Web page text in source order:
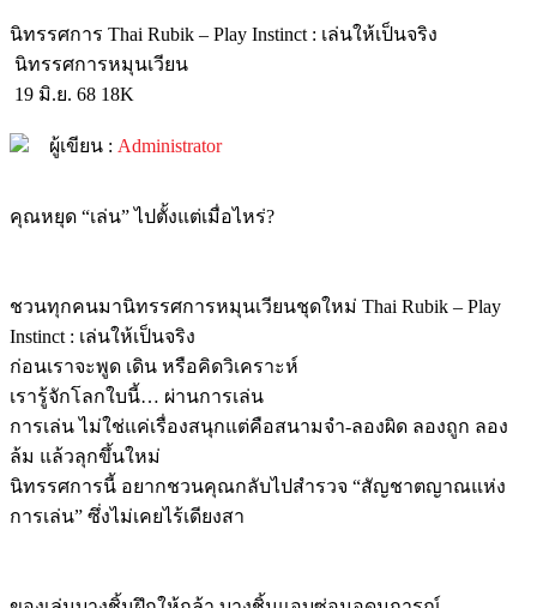
นิทรรศการ Thai Rubik – Play Instinct : เล่นให้เป็นจริง
นิทรรศการหมุนเวียน
19 มิ.ย. 68 18K
ชวนทุกคนมานิทรรศการหมุนเวียนชุดใหม่ Thai Rubik – Play
Instinct : เล่นให้เป็นจริง
ก่อนเราจะพูด เดิน หรือคิดวิเคราะห์
เรารู้จักโลกใบนี้… ผ่านการเล่น
การเล่น ไม่ใช่แค่เรื่องสนุกแต่คือสนามจำ-ลองผิด ลองถูก ลอง
ล้ม แล้วลุกขึ้นใหม่
นิทรรศการนี้ อยากชวนคุณกลับไปสำรวจ “สัญชาตญาณแห่ง